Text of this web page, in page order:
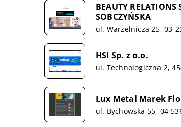
BEAUTY
SOBCZYŃSKA
ul. Warzelnicza 25, 03-
HSI Sp. z o.o.
ul. Technologiczna 2,
Lux Metal Marek
ul. Bychowska 55, 04-